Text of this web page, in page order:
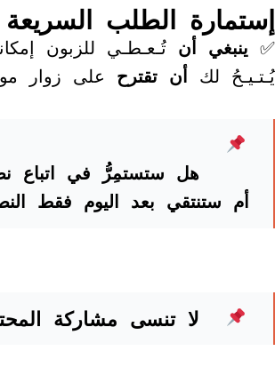
إستمارة الطلب
✅ ينبغي أن تُـعـطـي للزبون
يُـتـيـحُ لك أن تقترح على زوار
هل ستستمِرُّ في اتباع
أم ستنتقي بعد اليوم فقط
لا تنسى مشاركة